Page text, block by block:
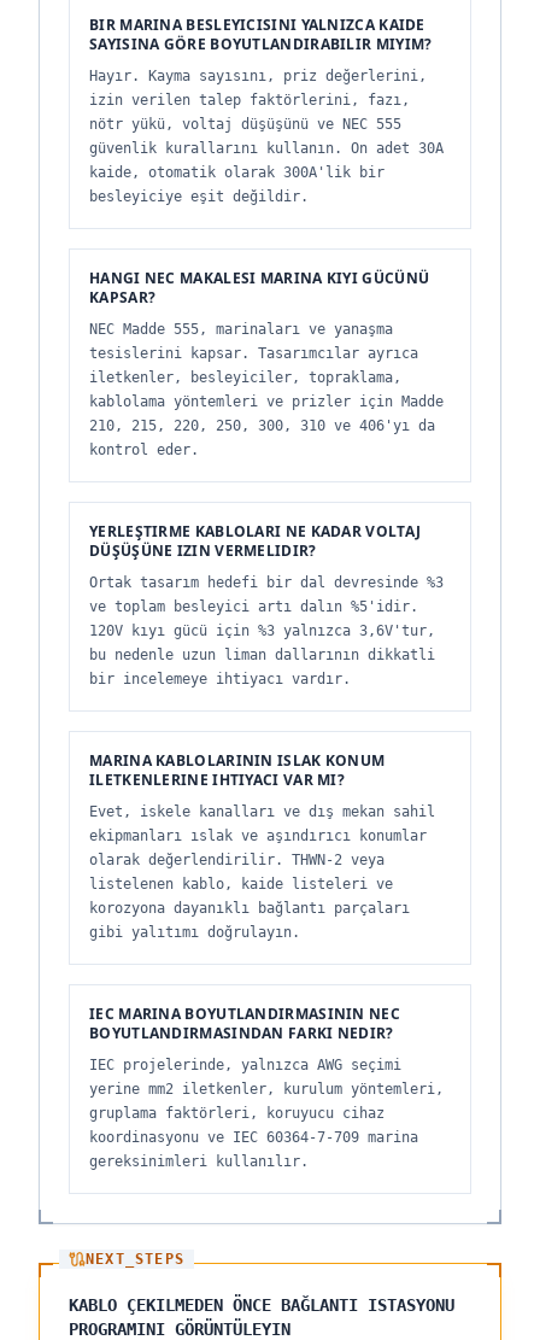
BIR MARINA BESLEYICISINI YALNIZCA KAIDE
SAYISINA GÖRE BOYUTLANDIRABILIR MIYIM?
Hayır. Kayma sayısını, priz değerlerini,
izin verilen talep faktörlerini, fazı,
nötr yükü, voltaj düşüşünü ve NEC 555
güvenlik kurallarını kullanın. On adet 30A
kaide, otomatik olarak 300A'lik bir
besleyiciye eşit değildir.
HANGI NEC MAKALESI MARINA KIYI GÜCÜNÜ
KAPSAR?
NEC Madde 555, marinaları ve yanaşma
tesislerini kapsar. Tasarımcılar ayrıca
iletkenler, besleyiciler, topraklama,
kablolama yöntemleri ve prizler için Madde
210, 215, 220, 250, 300, 310 ve 406'yı da
kontrol eder.
YERLEŞTIRME KABLOLARI NE KADAR VOLTAJ
DÜŞÜŞÜNE IZIN VERMELIDIR?
Ortak tasarım hedefi bir dal devresinde %3
ve toplam besleyici artı dalın %5'idir.
120V kıyı gücü için %3 yalnızca 3,6V'tur,
bu nedenle uzun liman dallarının dikkatli
bir incelemeye ihtiyacı vardır.
MARINA KABLOLARININ ISLAK KONUM
ILETKENLERINE IHTIYACI VAR MI?
Evet, iskele kanalları ve dış mekan sahil
ekipmanları ıslak ve aşındırıcı konumlar
olarak değerlendirilir. THWN-2 veya
listelenen kablo, kaide listeleri ve
korozyona dayanıklı bağlantı parçaları
gibi yalıtımı doğrulayın.
IEC MARINA BOYUTLANDIRMASININ NEC
BOYUTLANDIRMASINDAN FARKI NEDIR?
IEC projelerinde, yalnızca AWG seçimi
yerine mm2 iletkenler, kurulum yöntemleri,
gruplama faktörleri, koruyucu cihaz
koordinasyonu ve IEC 60364-7-709 marina
gereksinimleri kullanılır.
NEXT_STEPS
KABLO ÇEKILMEDEN ÖNCE BAĞLANTI ISTASYONU
PROGRAMINI GÖRÜNTÜLEYIN